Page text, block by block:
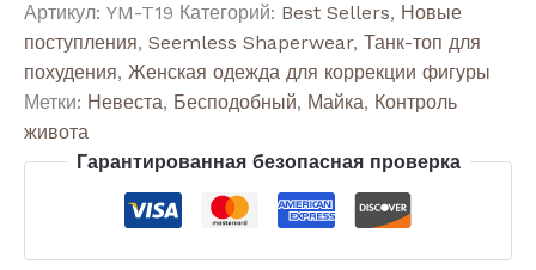
Артикул: YM-T19 Категорий: Best Sellers, Новые
поступления, Seemless Shaperwear, Танк-топ для
похудения, Женская одежда для коррекции фигуры
Метки: Невеста, Бесподобный, Майка, Контроль
живота
Гарантированная безопасная проверка